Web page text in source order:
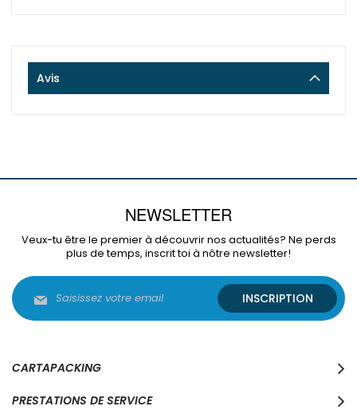
Avis
NEWSLETTER
Veux-tu être le premier à découvrir nos actualités? Ne perds
plus de temps, inscrit toi à nôtre newsletter!
à
notre
INSCRIPTION
CARTAPACKING
PRESTATIONS DE SERVICE